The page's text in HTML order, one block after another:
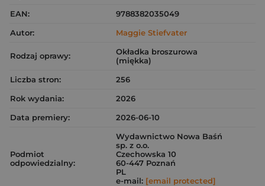
EAN:
9788382035049
Autor:
Maggie Stiefvater
Rodzaj oprawy:
Okładka broszurowa
(miękka)
Liczba stron:
256
Rok wydania:
2026
Data premiery:
2026-06-10
Podmiot
odpowiedzialny:
Wydawnictwo Nowa Baśń
sp. z o.o.
Czechowska 10
60-447 Poznań
PL
e-mail: [email protected]